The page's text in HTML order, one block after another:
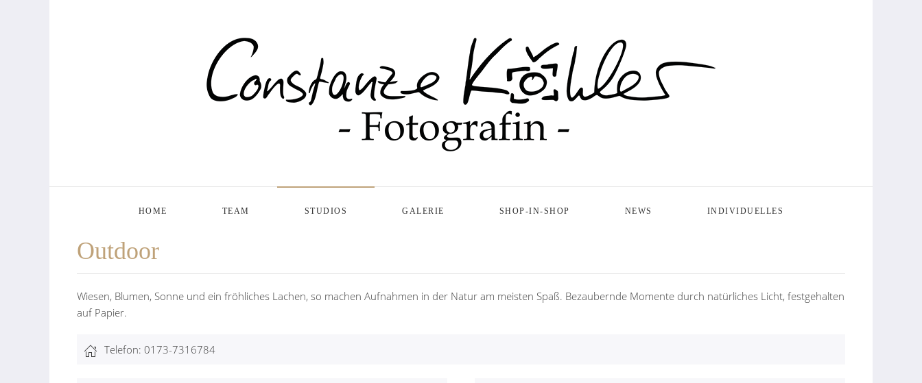
HOME TEAM STUDIOS GALERIE SHOP-IN-SHOP NEWS INDIVIDUELLES
Outdoor
Wiesen, Blumen, Sonne und ein fröhliches Lachen, so machen Aufnahmen in der Natur am meisten Spaß. Bezaubernde Momente durch natürliches Licht, festgehalten
auf Papier.
Telefon: 0173-7316784